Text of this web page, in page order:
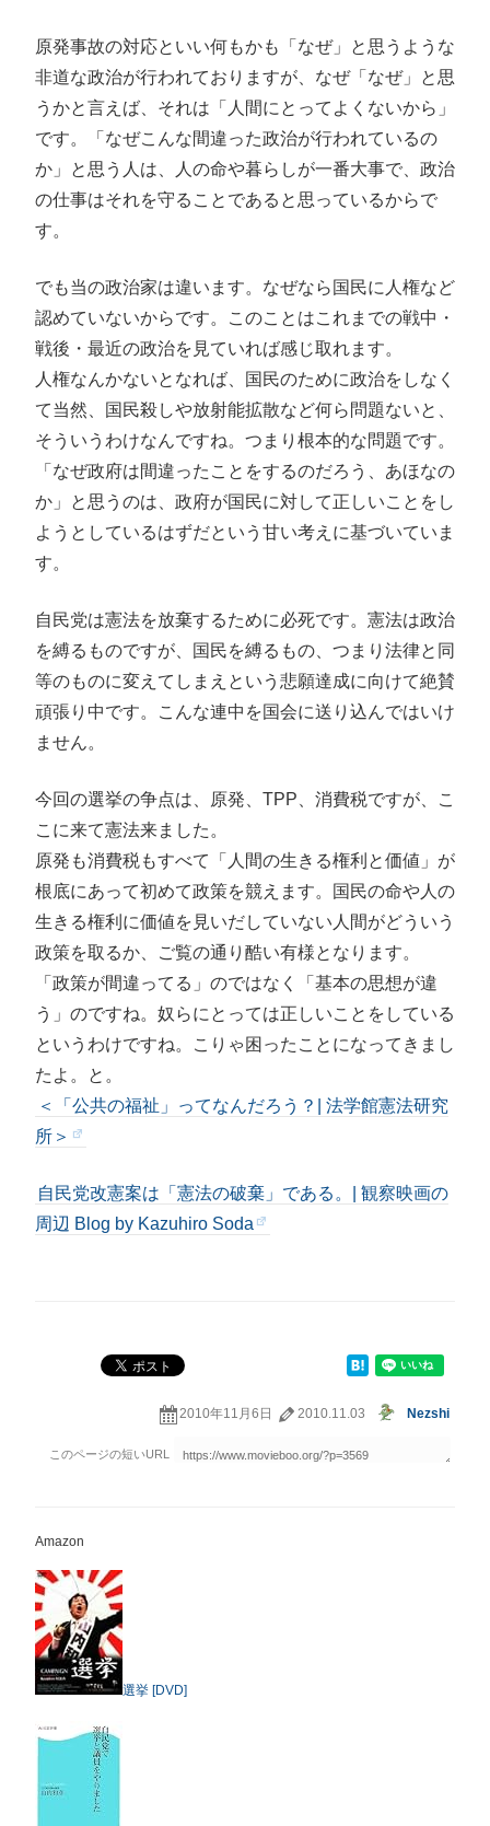
原発事故の対応といい何もかも「なぜ」と思うような
非道な政治が行われておりますが、なぜ「なぜ」と思
うかと言えば、それは「人間にとってよくないから」
です。「なぜこんな間違った政治が行われているの
か」と思う人は、人の命や暮らしが一番大事で、政治
の仕事はそれを守ることであると思っているからで
す。
でも当の政治家は違います。なぜなら国民に人権など
認めていないからです。このことはこれまでの戦中・
戦後・最近の政治を見ていれば感じ取れます。
人権なんかないとなれば、国民のために政治をしなく
て当然、国民殺しや放射能拡散など何ら問題ないと、
そういうわけなんですね。つまり根本的な問題です。
「なぜ政府は間違ったことをするのだろう、あほなの
か」と思うのは、政府が国民に対して正しいことをし
ようとしているはずだという甘い考えに基づいていま
す。
自民党は憲法を放棄するために必死です。憲法は政治
を縛るものですが、国民を縛るもの、つまり法律と同
等のものに変えてしまえという悲願達成に向けて絶賛
頑張り中です。こんな連中を国会に送り込んではいけ
ません。
今回の選挙の争点は、原発、TPP、消費税ですが、こ
こに来て憲法来ました。
原発も消費税もすべて「人間の生きる権利と価値」が
根底にあって初めて政策を競えます。国民の命や人の
生きる権利に価値を見いだしていない人間がどういう
政策を取るか、ご覧の通り酷い有様となります。
「政策が間違ってる」のではなく「基本の思想が違
う」のですね。奴らにとっては正しいことをしている
というわけですね。こりゃ困ったことになってきまし
たよ。と。
＜「公共の福祉」ってなんだろう？| 法学館憲法研究
所＞
自民党改憲案は「憲法の破棄」である。| 観察映画の
周辺 Blog by Kazuhiro Soda
2010年11月6日 2010.11.03 Nezshi
Amazon
選挙 [DVD]